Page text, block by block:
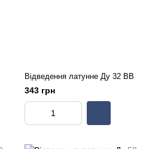
Відведення латунне Ду 32 ВВ
343 грн